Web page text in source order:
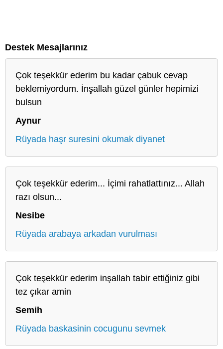
Destek Mesajlarınız
Çok teşekkür ederim bu kadar çabuk cevap
beklemiyordum. İnşallah güzel günler hepimizi
bulsun
Aynur
Rüyada haşr suresini okumak diyanet
Çok teşekkür ederim... İçimi rahatlattınız... Allah
razı olsun...
Nesibe
Rüyada arabaya arkadan vurulması
Çok teşekkür ederim inşallah tabir ettiğiniz gibi
tez çıkar amin
Semih
Rüyada baskasinin cocugunu sevmek